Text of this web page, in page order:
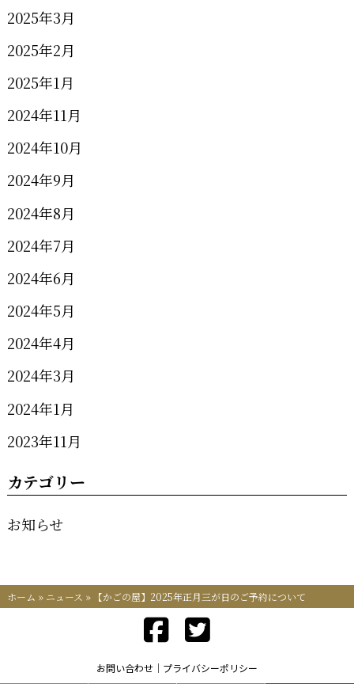
2025年3月
2025年2月
2025年1月
2024年11月
2024年10月
2024年9月
2024年8月
2024年7月
2024年6月
2024年5月
2024年4月
2024年3月
2024年1月
2023年11月
カテゴリー
お知らせ
ホーム » ニュース » 【かごの屋】2025年正月三が日のご予約について
お問い合わせ プライバシーポリシー